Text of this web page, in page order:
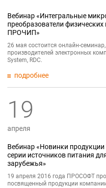
Вебинар «Интегральные
преобразователи
ПРОЧИП»
26 мая состоится онлайн-
производителей электронных
System, RDC.
подробнее
19
апреля
Вебинар «Новинки
серии источников питания
зарубежья»
19 апреля 2016 года ПРОСОФТ
посвященный продукции